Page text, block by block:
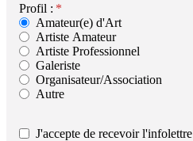
Profil :
Amateur(e) d'Art
Artiste Amateur
Artiste Professionnel
Galeriste
Organisateur/Association
Autre
J'accepte de recevoir l'infolettre